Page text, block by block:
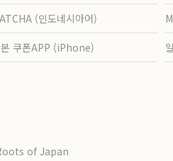
(인도네시아어)
쿠폰APP (iPhone)
of Japan